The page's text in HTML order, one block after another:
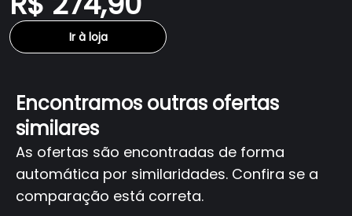
Ir à loja
Encontramos outras ofertas
similares
As ofertas são encontradas de forma
automática por similaridades. Confira se a
comparação está correta.